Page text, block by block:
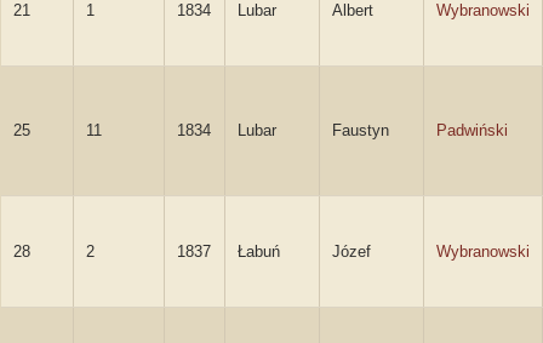
21 1 1834 Lubar Albert Wybranowski
25 11 1834 Lubar Faustyn Padwiński
28 2 1837 Łabuń Józef Wybranowski